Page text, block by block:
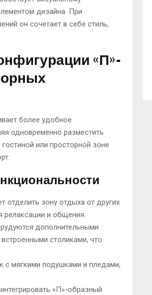
дизайна. При
он сочетает в себе стиль,
«П»-
более удобное
одновременно разместить
или просторной зоне
отделить зону отдыха от других
релаксации и общения.
дополнительными
столиками, что
с мягкими подушками и пледами,
«П»-образный